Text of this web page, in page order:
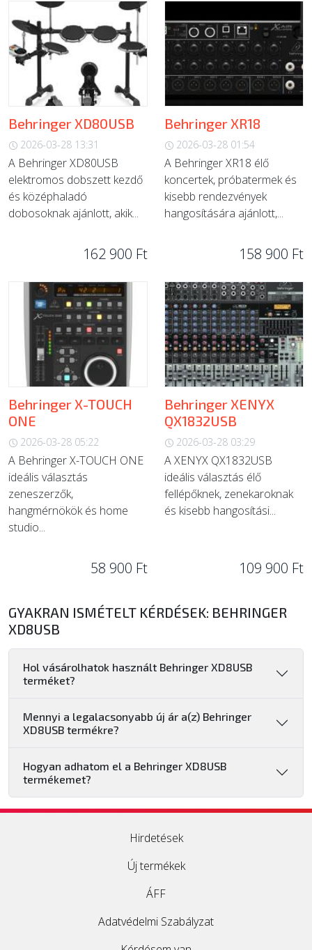
Behringer XD80USB
2026-03-28 13:31
A Behringer XD80USB
elektromos dobszett kezdő
és középhaladó
dobosoknak ajánlott, akik...
162 900 Ft
Behringer XR18
2026-03-28 01:54
A Behringer XR18 élő
koncertek, próbatermek és
kisebb rendezvények
hangosítására ajánlott,...
158 900 Ft
Behringer X-TOUCH
ONE
2026-03-28 05:22
A Behringer X-TOUCH ONE
ideális választás
zeneszerzők,
hangmérnökök és home
studio...
58 900 Ft
Behringer XENYX
QX1832USB
2026-03-28 03:29
A XENYX QX1832USB
ideális választás élő
fellépőknek, zenekaroknak
és kisebb hangosítási...
109 900 Ft
GYAKRAN ISMÉTELT KÉRDÉSEK: BEHRINGER
XD8USB
Hol vásárolhatok használt Behringer XD8USB
terméket?
Mennyi a legalacsonyabb új ár a(z) Behringer
XD8USB termékre?
Hogyan adhatom el a Behringer XD8USB
termékemet?
Hirdetések
Új termékek
ÁFF
Adatvédelmi Szabályzat